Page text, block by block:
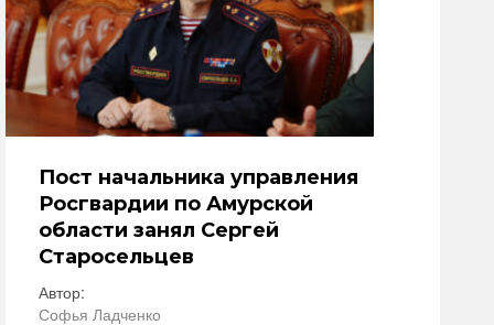
Пост начальника управления
Росгвардии по Амурской
области занял Сергей
Старосельцев
Автор:
Софья Ладченко